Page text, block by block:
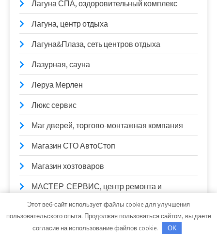
Лагуна СПА, оздоровительный комплекс
Лагуна, центр отдыха
Лагуна&Плаза, сеть центров отдыха
Лазурная, сауна
Леруа Мерлен
Люкс сервис
Маг дверей, торгово-монтажная компания
Магазин СТО АвтоСтоп
Магазин хозтоваров
МАСТЕР-СЕРВИС, центр ремонта и
Мастерская компьютерной диагностики
автомобилей
Этот веб-сайт использует файлы cookie для улучшения
пользовательского опыта. Продолжая пользоваться сайтом, вы даете
согласие на использование файлов cookie.
OK